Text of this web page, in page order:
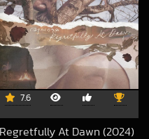
7.6
Regretfully At Dawn (2024)